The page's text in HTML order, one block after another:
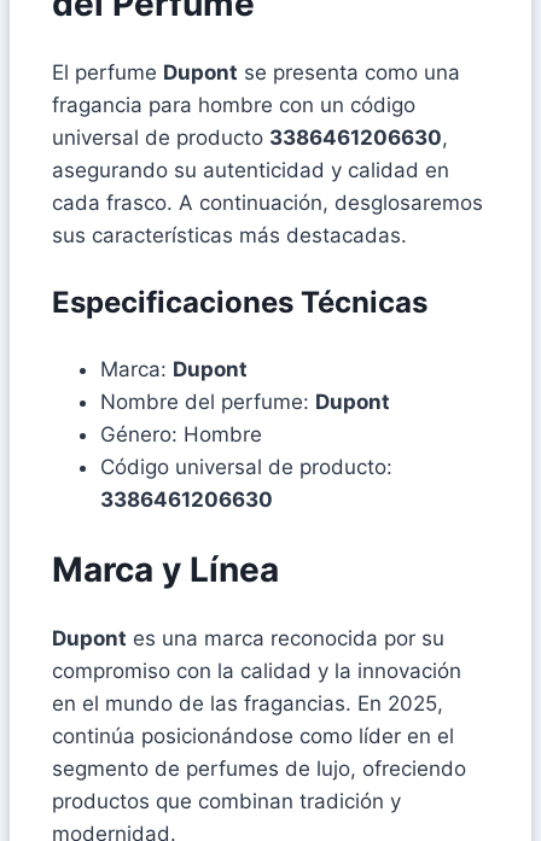
El perfume Dupont se presenta como una
fragancia para hombre con un código
universal de producto 3386461206630,
asegurando su autenticidad y calidad en
cada frasco. A continuación, desglosaremos
sus características más destacadas.
Especificaciones Técnicas
Marca: Dupont
Nombre del perfume: Dupont
Género: Hombre
Código universal de producto:
3386461206630
Marca y Línea
Dupont es una marca reconocida por su
compromiso con la calidad y la innovación
en el mundo de las fragancias. En 2025,
continúa posicionándose como líder en el
segmento de perfumes de lujo, ofreciendo
productos que combinan tradición y
modernidad.